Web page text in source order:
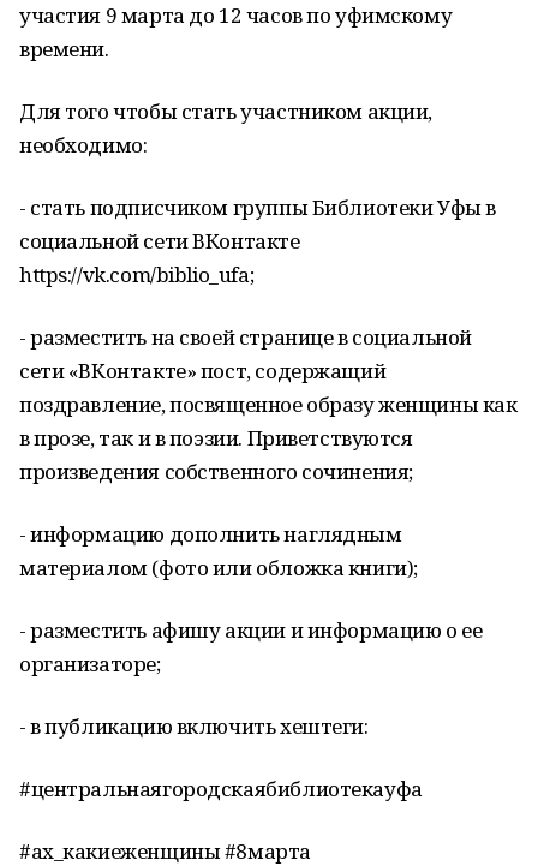
участия 9 марта до 12 часов по уфимскому
времени.
Для того чтобы стать участником акции,
необходимо:
- стать подписчиком группы Библиотеки Уфы в
социальной сети ВКонтакте
https://vk.com/biblio_ufa;
- разместить на своей странице в социальной
сети «ВКонтакте» пост, содержащий
поздравление, посвященное образу женщины как
в прозе, так и в поэзии. Приветствуются
произведения собственного сочинения;
- информацию дополнить наглядным
материалом (фото или обложка книги);
- разместить афишу акции и информацию о ее
организаторе;
- в публикацию включить хештеги:
#центральнаягородскаябиблиотекауфа
#ах_какиеженщины #8марта